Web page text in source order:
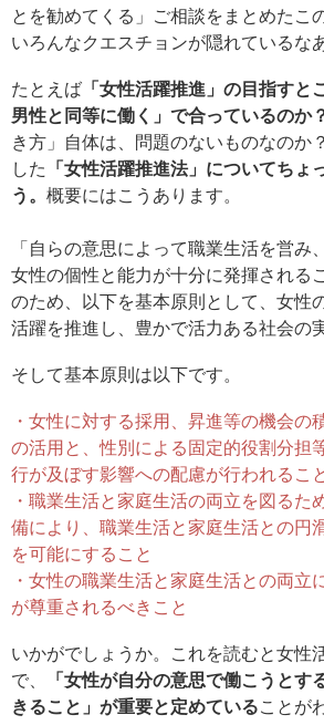
とを勧めてくる」ご相談をまとめたこ
いろんなクエスチョンが隠れているな
たとえば 「女性活躍推進」の目指すと
男性と同等に働く」で合っているのか
き方」自体は、問題のないものなのか
した
「女性活躍推進法」についてちょ
う。 概要にはこうあります。
「自らの意思によって職業生活を営み
女性の個性と能力が十分に発揮される
のため、以下を基本原則として、女性
活躍を推進し、豊かで活力ある社会の
そして基本原則は以下です。
・女性に対する採用、昇進等の機会の
の活用と、性別による固定的役割分担
行が及ぼす影響への配慮が行われるこ
・職業生活と家庭生活の両立を図るた
備により、職業生活と家庭生活との円
を可能にすること
・女性の職業生活と家庭生活との両立
が尊重されるべきこと
いかがでしょうか。これを読むと女性
で、
「女性が自分の意思で働こうとす
きること」が重要と定めていることが